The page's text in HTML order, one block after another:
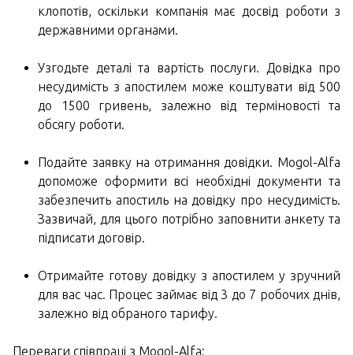
клопотів, оскільки компанія має досвід роботи з
державними органами.
Узгодьте деталі та вартість послуги. Довідка про
несудимість з апостилем може коштувати від 500
до 1500 гривень, залежно від терміновості та
обсягу роботи.
Подайте заявку на отримання довідки. Mogol-Alfa
допоможе оформити всі необхідні документи та
забезпечить апостиль на довідку про несудимість.
Зазвичай, для цього потрібно заповнити анкету та
підписати договір.
Отримайте готову довідку з апостилем у зручний
для вас час. Процес займає від 3 до 7 робочих днів,
залежно від обраного тарифу.
Переваги співпраці з Mogol-Alfa: